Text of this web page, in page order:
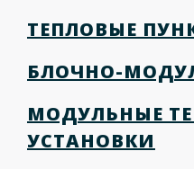
ТЕПЛОВЫЕ
БЛОЧНО-
МОДУЛЬНЫЕ
УСТАНОВКИ